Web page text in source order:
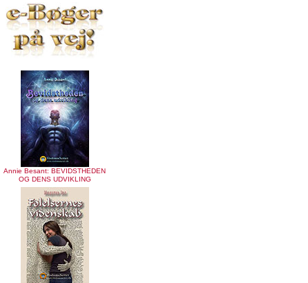
Annie Besant: BEVIDSTHEDEN
OG DENS UDVIKLING